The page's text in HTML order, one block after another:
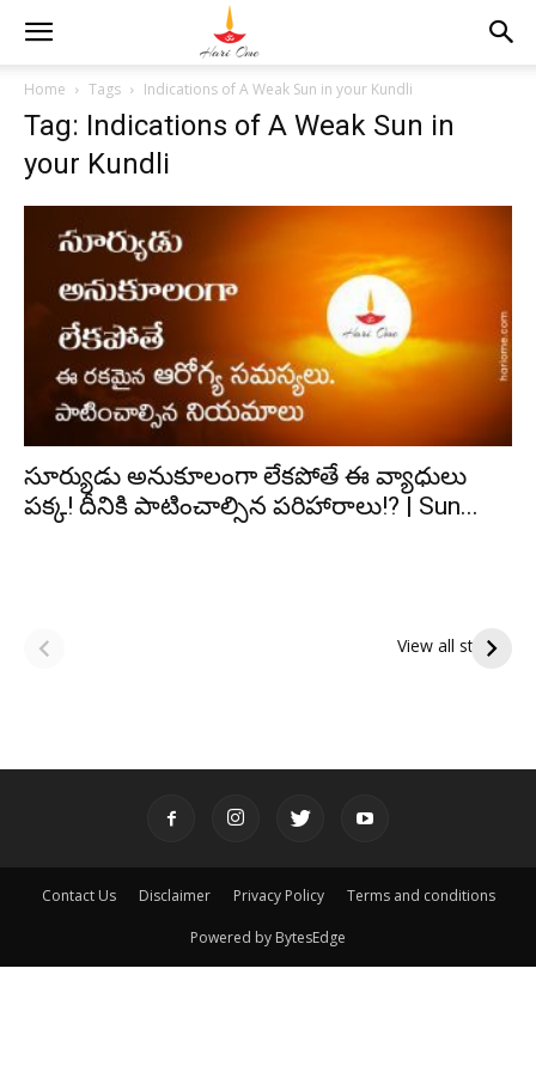
Home Tags Indications of A Weak Sun in your Kundli
Tag: Indications of A Weak Sun in
your Kundli
సూర్యుడు అనుకూలంగా లేకపోతే ఈ వ్యాధులు
పక్క! దీనికి పాటించాల్సిన పరిహారాలు!? | Sun...
View all stories
పితృదేవతల ఆశీర్వాదం
ఇంద్రకీలాద్రి గిరి ప్రదక్షిణ
Contact Us Disclaimer Privacy Policy Terms and conditions
Powered by BytesEdge